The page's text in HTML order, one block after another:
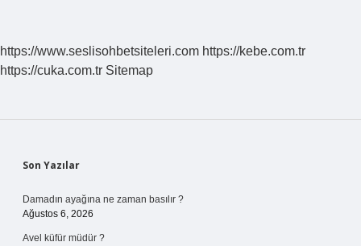
https://www.seslisohbetsiteleri.com https://kebe.com.tr
https://cuka.com.tr Sitemap
Sidebar
Son Yazılar
Damadın ayağına ne zaman basılır ?
Ağustos 6, 2026
Avel küfür müdür ?